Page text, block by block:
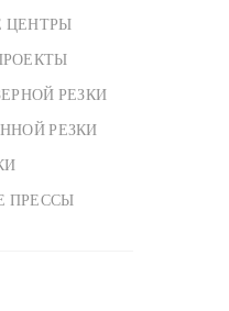
ЦЕНТРЫ
РЕЗКИ
РЕЗКИ
ПРЕССЫ